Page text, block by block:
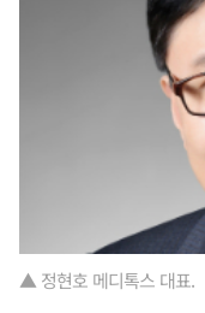
▲ 정현호 메디톡스 대표.